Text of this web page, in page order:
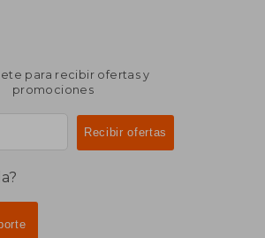
para recibir ofertas y
promociones